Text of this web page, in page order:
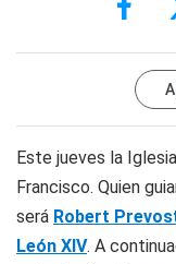
Este jueves la
Francisco. Quien
será Robert
León XIV. A